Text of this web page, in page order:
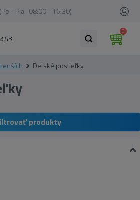
(Po - Pia 08:00 - 16:30)
0
Detské postieľky
produkty